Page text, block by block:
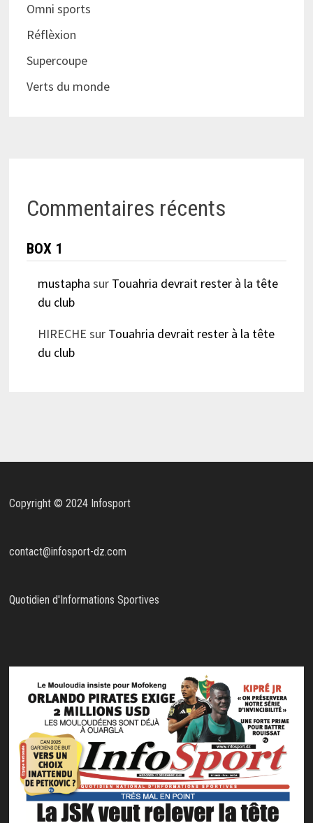
Omni sports
Réflèxion
Supercoupe
Verts du monde
Commentaires récents
BOX 1
mustapha sur Touahria devrait rester à la tête
du club
HIRECHE sur Touahria devrait rester à la tête
du club
Copyright © 2024 Infosport
contact@infosport-dz.com
Quotidien d'Informations Sportives